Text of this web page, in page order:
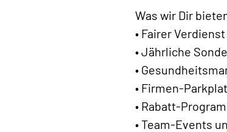
Was wir Dir
• Fairer Verdienst
• Jährliche
•
• Firmen-
• Rabatt-
• Team-Events